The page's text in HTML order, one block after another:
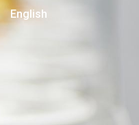
English